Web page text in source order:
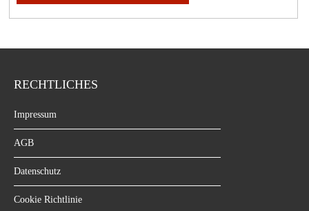
RECHTLICHES
Impressum
AGB
Datenschutz
Cookie Richtlinie